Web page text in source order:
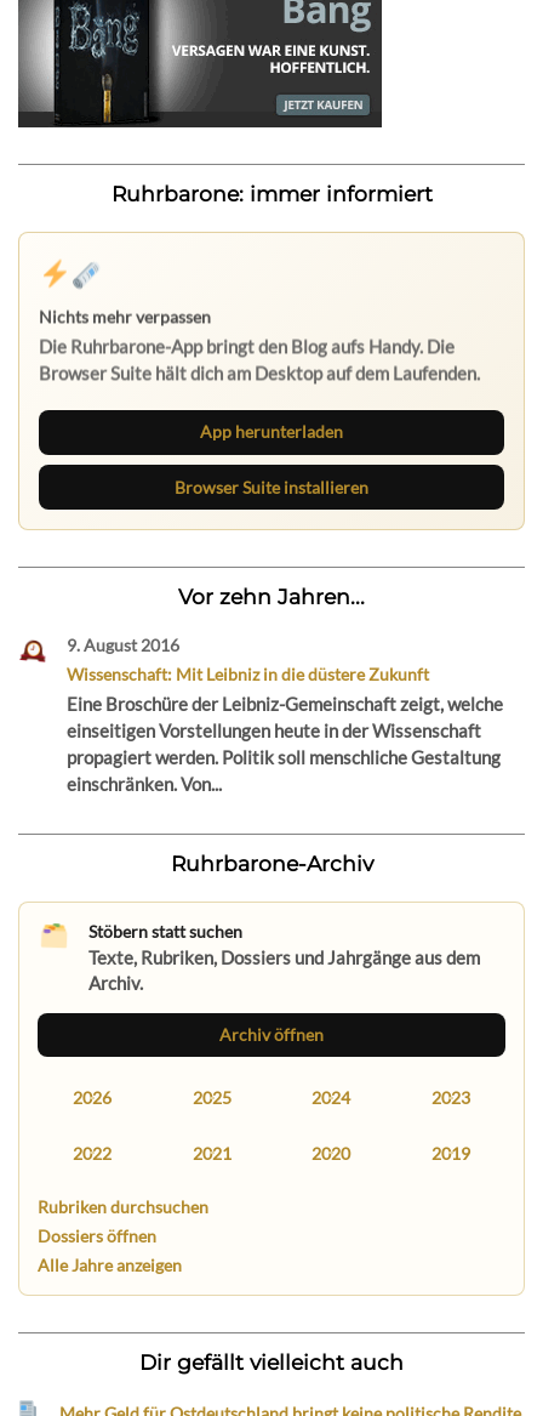
Ruhrbarone: immer informiert
Nichts mehr verpassen
Die Ruhrbarone-App bringt den Blog aufs Handy. Die
Browser Suite hält dich am Desktop auf dem Laufenden.
App herunterladen
Browser Suite installieren
Vor zehn Jahren...
9. August 2016
Wissenschaft: Mit Leibniz in die düstere Zukunft
Eine Broschüre der Leibniz-Gemeinschaft zeigt, welche
einseitigen Vorstellungen heute in der Wissenschaft
propagiert werden. Politik soll menschliche Gestaltung
einschränken. Von...
Ruhrbarone-Archiv
Stöbern statt suchen
Texte, Rubriken, Dossiers und Jahrgänge aus dem
Archiv.
Archiv öffnen
2026 2025 2024 2023
2022 2021 2020 2019
Rubriken durchsuchen
Dossiers öffnen
Alle Jahre anzeigen
Dir gefällt vielleicht auch